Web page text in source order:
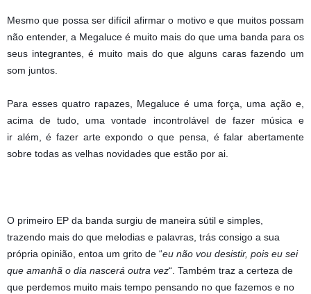
Mesmo que possa ser difícil afirmar o motivo e que muitos possam
não entender, a Megaluce é muito mais do que uma banda para os
seus integrantes, é muito mais do que alguns caras fazendo um
som juntos.
Para esses quatro rapazes, Megaluce é uma força, uma ação e,
acima de tudo, uma vontade incontrolável de fazer música e
ir além, é fazer arte expondo o que pensa, é falar abertamente
sobre todas as velhas novidades que estão por ai.
O primeiro EP da banda surgiu de maneira sútil e simples,
trazendo mais do que melodias e palavras, trás consigo a sua
própria opinião, entoa um grito de “eu não vou desistir, pois eu sei
que amanhã o dia nascerá outra vez“. Também traz a certeza de
que perdemos muito mais tempo pensando no que fazemos e no